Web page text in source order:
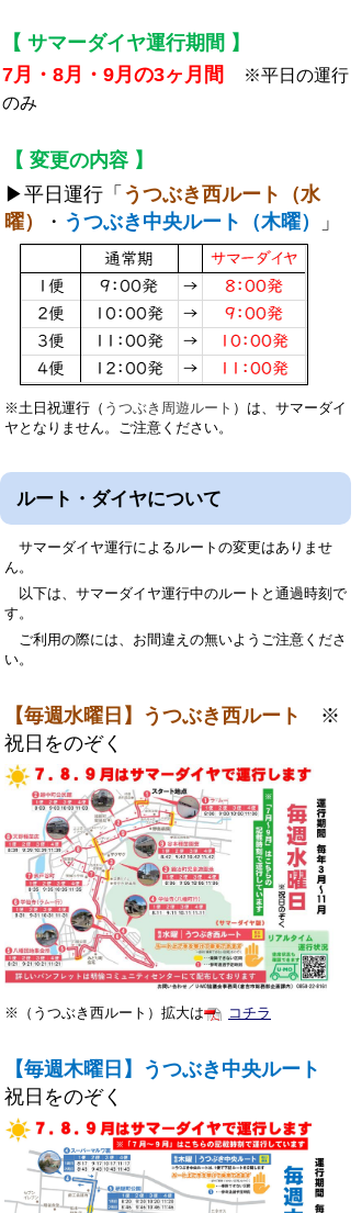
【 サマーダイヤ運行期間 】
7月・8月・9月の3ヶ月間
※平日の運行
のみ
【 変更の内容 】
▶平日運行「 うつぶき西ルート（水
曜）
・ うつぶき中央ルート（木曜） 」
※土日祝運行（ うつぶき周遊ルート ）は、サマーダイ
ヤとなりません。ご注意ください。
ルート・ダイヤについて
サマーダイヤ運行によるルートの変更はありませ
ん。
以下は、サマーダイヤ運行中のルートと通過時刻で
す。
ご利用の際には、お間違えの無いようご注意くださ
い。
【毎週水曜日】うつぶき西ルート
※
祝日をのぞく
※（うつぶき西ルート）拡大は コチラ
【毎週木曜日】うつぶき中央ルート
祝日をのぞく